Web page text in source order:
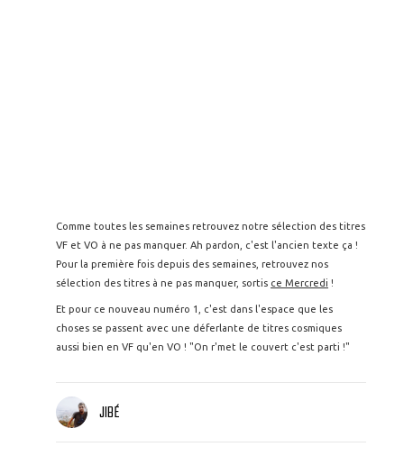
Comme toutes les semaines retrouvez notre sélection des titres
VF et VO à ne pas manquer. Ah pardon, c'est l'ancien texte ça !
Pour la première fois depuis des semaines, retrouvez nos
sélection des titres à ne pas manquer, sortis ce Mercredi !
Et pour ce nouveau numéro 1, c'est dans l'espace que les
choses se passent avec une déferlante de titres cosmiques
aussi bien en VF qu'en VO ! "On r'met le couvert c'est parti !"
JIBÉ